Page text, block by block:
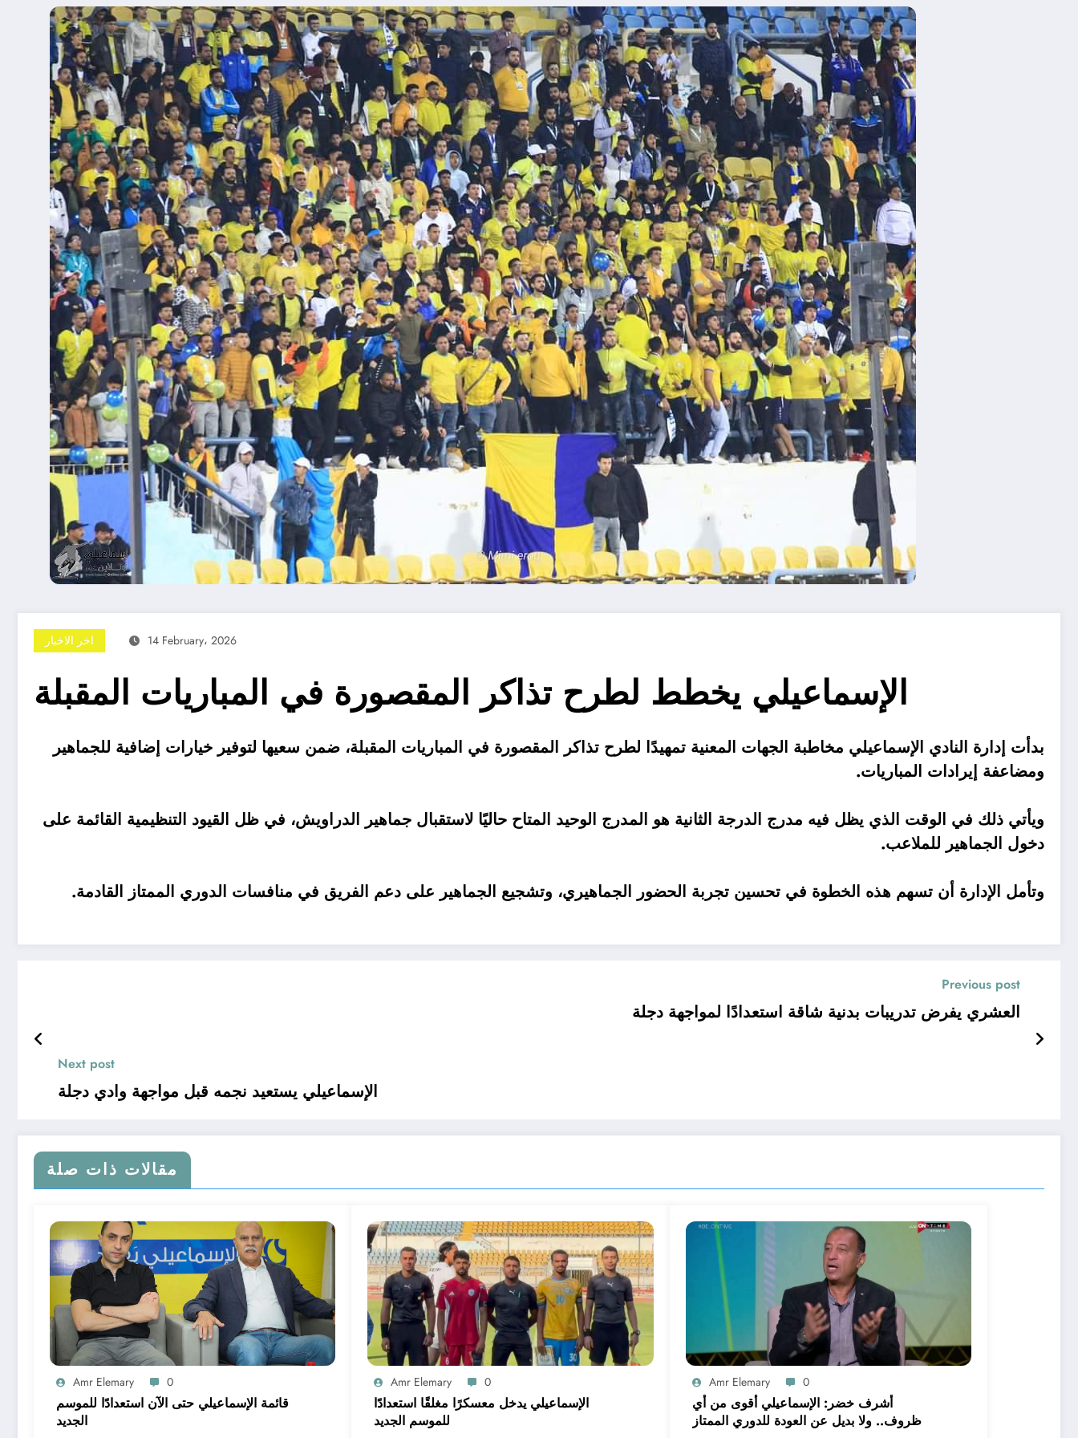
اخر الاخبار 14 February، 2026
الإسماعيلي يخطط لطرح تذاكر المقصورة في المباريات المقبلة
بدأت إدارة النادي الإسماعيلي مخاطبة الجهات المعنية تمهيدًا لطرح تذاكر المقصورة في المباريات المقبلة، ضمن سعيها لتوفير خيارات إضافية للجماهير
ومضاعفة إيرادات المباريات.
ويأتي ذلك في الوقت الذي يظل فيه مدرج الدرجة الثانية هو المدرج الوحيد المتاح حاليًا لاستقبال جماهير الدراويش، في ظل القيود التنظيمية القائمة على
دخول الجماهير للملاعب.
وتأمل الإدارة أن تسهم هذه الخطوة في تحسين تجربة الحضور الجماهيري، وتشجيع الجماهير على دعم الفريق في منافسات الدوري الممتاز القادمة.
Previous post
العشري يفرض تدريبات بدنية شاقة استعدادًا لمواجهة دجلة
Next post
الإسماعيلي يستعيد نجمه قبل مواجهة وادي دجلة
مقالات ذات صلة
Amr Elemary 0
قائمة الإسماعيلي حتى الآن استعدادًا للموسم
الجديد
Amr Elemary 0
الإسماعيلي يدخل معسكرًا مغلقًا استعدادًا
للموسم الجديد
Amr Elemary 0
أشرف خضر: الإسماعيلي أقوى من أي
ظروف.. ولا بديل عن العودة للدوري الممتاز